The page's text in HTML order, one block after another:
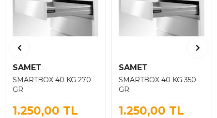
SAMET
SMARTBOX 40 KG 270
GR
1.250,00 TL
SAMET
SMARTBOX 40 KG 350
GR
1.250,00 TL